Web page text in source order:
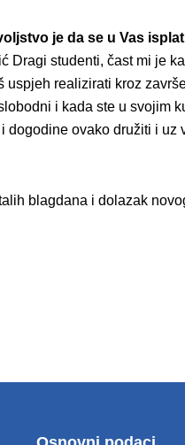
je da se u Vas
Dragi studenti, čast mi je
realizirati kroz
i kada ste u svojim
ovako družiti i
blagdana i dolazak